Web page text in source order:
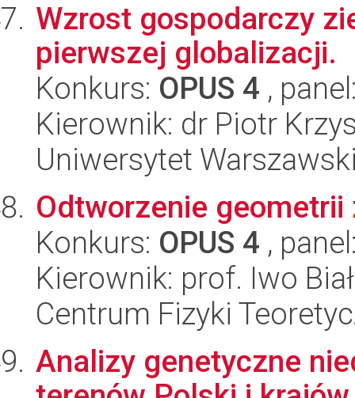
Wzrost gospodarczy
pierwszej globalizacji.
Konkurs: OPUS 4 ,
Kierownik: dr Piotr
Uniwersytet
Odtworzenie
Konkurs: OPUS 4 ,
Kierownik: prof. Iwo
Centrum Fizyki
Analizy genetyczne